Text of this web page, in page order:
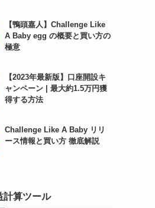
【鴨頭嘉人】Challenge Like
A Baby egg の概要と買い方の
極意
【2023年最新版】口座開設キ
ャンペーン | 最大約1.5万円獲
得する方法
Challenge Like A Baby リリ
ース情報と買い方 徹底解説
計算ツール